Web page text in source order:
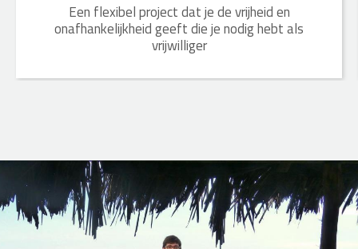
Een flexibel project dat je de vrijheid en
onafhankelijkheid geeft die je nodig hebt als
vrijwilliger